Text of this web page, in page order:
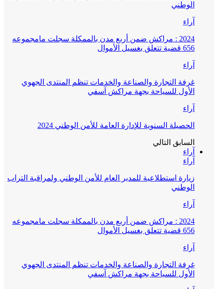
الوطني
آراء
2024 : مراكش ضمن أربع مدن بالممكلة سجلت مامجموعه
656 قضية تتعلق بغسيل الأموال
آراء
غرفة التجارة والصناعة والخدمات تنظم المنتدى الجهوي
الأول للسياحة بجهة مراكش آسفي
آراء
الحصيلة السنوية للإدارة العامة للأمن الوطني 2024
السابق التالي
آراء
آراء
زيارة استطلاعية للمدير العام للأمن الوطني ولمراقبة التراب
الوطني
آراء
2024 : مراكش ضمن أربع مدن بالممكلة سجلت مامجموعه
656 قضية تتعلق بغسيل الأموال
آراء
غرفة التجارة والصناعة والخدمات تنظم المنتدى الجهوي
الأول للسياحة بجهة مراكش آسفي